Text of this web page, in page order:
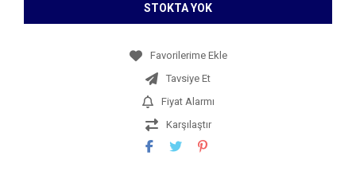
STOKTA YOK
Tavsiye Et
Fiyat Alarmı
Karşılaştır